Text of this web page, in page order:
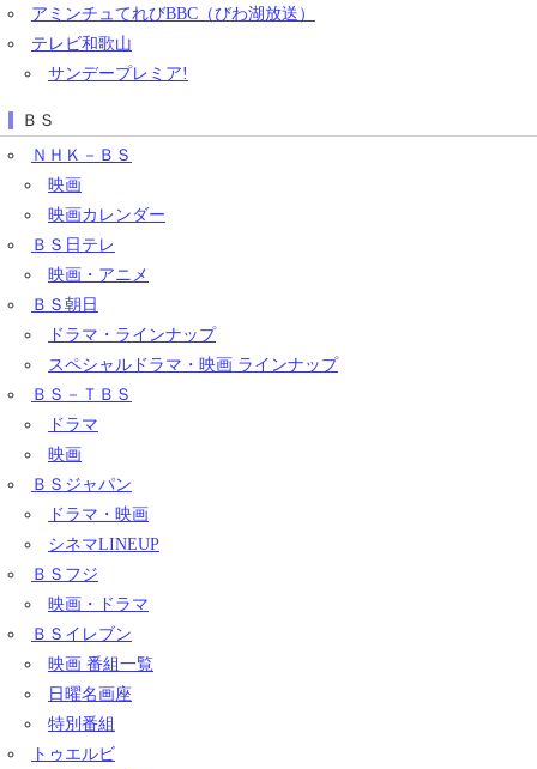
アミンチュてれびBBC（びわ湖放送）
テレビ和歌山
サンデープレミア!
ＢＳ
ＮＨＫ－ＢＳ
映画
映画カレンダー
ＢＳ日テレ
映画・アニメ
ＢＳ朝日
ドラマ・ラインナップ
スペシャルドラマ・映画 ラインナップ
ＢＳ－ＴＢＳ
ドラマ
映画
ＢＳジャパン
ドラマ・映画
シネマLINEUP
ＢＳフジ
映画・ドラマ
ＢＳイレブン
映画 番組一覧
日曜名画座
特別番組
トゥエルビ